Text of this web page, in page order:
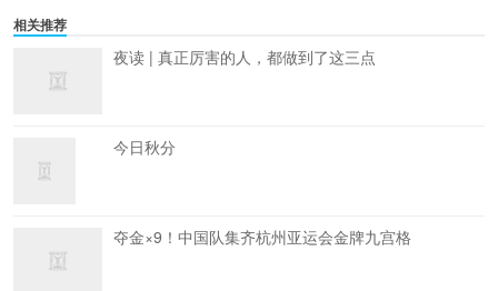
相关推荐
夜读 | 真正厉害的人，都做到了这三点
今日秋分
夺金×9！中国队集齐杭州亚运会金牌九宫格